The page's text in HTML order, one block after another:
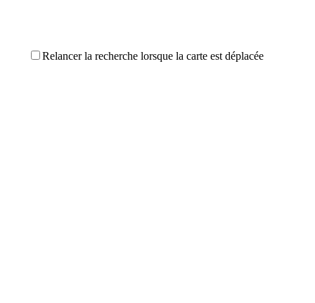
Relancer la recherche lorsque la carte est déplacée